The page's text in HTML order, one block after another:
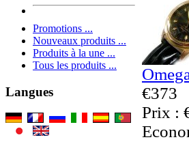
Promotions ...
Nouveaux produits ...
Produits à la une ...
Tous les produits ...
Langues
€373
Prix :